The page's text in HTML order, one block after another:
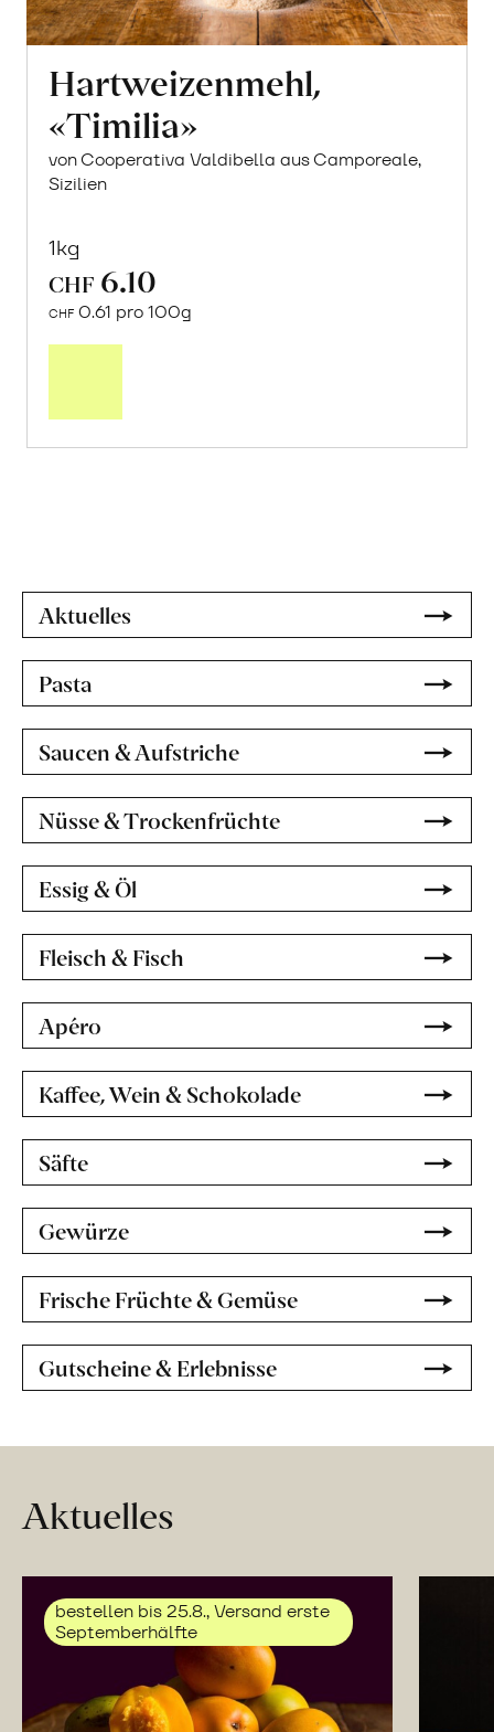
Hartweizenmehl,
«Timilia»
von Cooperativa Valdibella aus Camporeale,
Sizilien
1kg
CHF 6.10
CHF 0.61 pro 100g
erfahren
Aktuelles
Pasta
Saucen & Aufstriche
Nüsse & Trockenfrüchte
Essig & Öl
Fleisch & Fisch
Apéro
Kaffee, Wein & Schokolade
Säfte
Gewürze
Frische Früchte & Gemüse
Gutscheine & Erlebnisse
Aktuelles
bestellen bis 25.8., Versand erste
Septemberhälfte